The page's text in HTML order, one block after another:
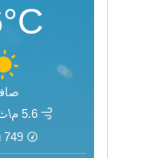
5.6 م\ث
749